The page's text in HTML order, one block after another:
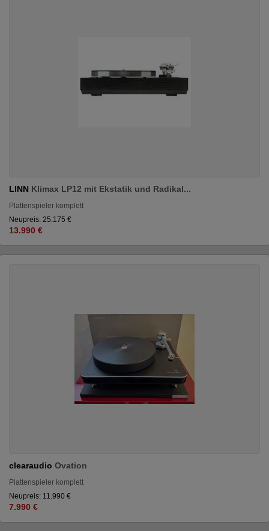
LINN Klimax LP12 mit Ekstatik und Radikal...
Plattenspieler komplett
Neupreis: 25.175 €
13.990 €
clearaudio Ovation
Plattenspieler komplett
Neupreis: 11.990 €
7.990 €